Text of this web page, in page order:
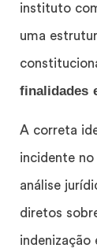
instituto
uma
finalidades
A correta
incidente
análise
diretos
indenização